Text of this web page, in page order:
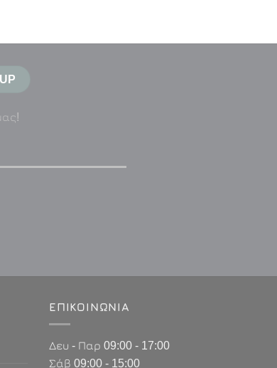
ΕΠΙΚΟΙΝΩΝΊΑ
Δευ - Παρ 09:00 - 17:00
Σάβ 09:00 - 15:00